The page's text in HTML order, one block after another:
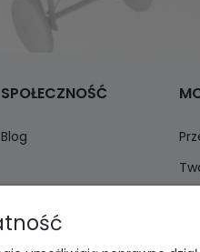
SPOŁECZNOŚĆ
Blog